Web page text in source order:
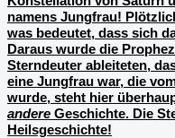
namens Jungfrau!
was bedeutet, dass sich
Daraus wurde die
Sterndeuter ableiteten,
eine Jungfrau war, die
wurde, steht hier
andere Geschichte. Die
Heilsgeschichte!